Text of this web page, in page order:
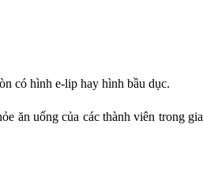
có hình e-lip hay hình bầu dục.
ăn uống của các thành viên trong gia